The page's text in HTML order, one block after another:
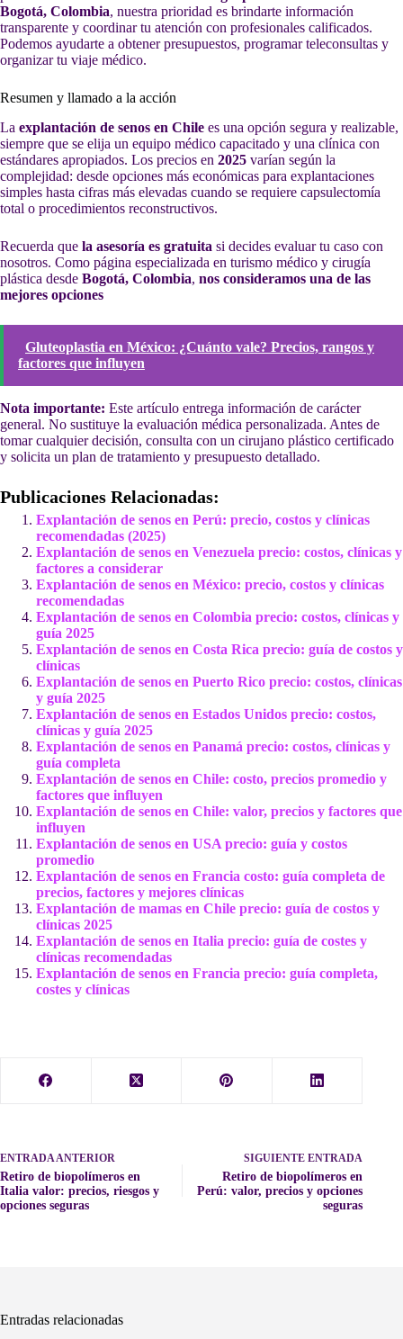
Bogotá, Colombia, nuestra prioridad es brindarte información
transparente y coordinar tu atención con profesionales calificados.
Podemos ayudarte a obtener presupuestos, programar teleconsultas y
organizar tu viaje médico.
Resumen y llamado a la acción
La explantación de senos en Chile es una opción segura y realizable,
siempre que se elija un equipo médico capacitado y una clínica con
estándares apropiados. Los precios en 2025 varían según la
complejidad: desde opciones más económicas para explantaciones
simples hasta cifras más elevadas cuando se requiere capsulectomía
total o procedimientos reconstructivos.
Recuerda que la asesoría es gratuita si decides evaluar tu caso con
nosotros. Como página especializada en turismo médico y cirugía
plástica desde Bogotá, Colombia, nos consideramos una de las
mejores opciones
Gluteoplastia en México: ¿Cuánto vale? Precios, rangos y
factores que influyen
Nota importante: Este artículo entrega información de carácter
general. No sustituye la evaluación médica personalizada. Antes de
tomar cualquier decisión, consulta con un cirujano plástico certificado
y solicita un plan de tratamiento y presupuesto detallado.
Publicaciones Relacionadas:
Explantación de senos en Perú: precio, costos y clínicas
recomendadas (2025)
Explantación de senos en Venezuela precio: costos, clínicas y
factores a considerar
Explantación de senos en México: precio, costos y clínicas
recomendadas
Explantación de senos en Colombia precio: costos, clínicas y
guía 2025
Explantación de senos en Costa Rica precio: guía de costos y
clínicas
Explantación de senos en Puerto Rico precio: costos, clínicas
y guía 2025
Explantación de senos en Estados Unidos precio: costos,
clínicas y guía 2025
Explantación de senos en Panamá precio: costos, clínicas y
guía completa
Explantación de senos en Chile: costo, precios promedio y
factores que influyen
Explantación de senos en Chile: valor, precios y factores que
influyen
Explantación de senos en USA precio: guía y costos
promedio
Explantación de senos en Francia costo: guía completa de
precios, factores y mejores clínicas
Explantación de mamas en Chile precio: guía de costos y
clínicas 2025
Explantación de senos en Italia precio: guía de costes y
clínicas recomendadas
Explantación de senos en Francia precio: guía completa,
costes y clínicas
ENTRADA ANTERIOR
Retiro de biopolímeros en
Italia valor: precios, riesgos y
opciones seguras
SIGUIENTEENTRADA
Retiro de biopolímeros en
Perú: valor, precios y opciones
seguras
Entradas relacionadas